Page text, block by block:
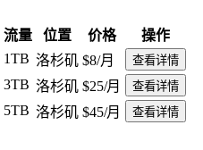
流量 位置 价格
操作
1TB 洛杉矶 $8/月 查看详情
3TB 洛杉矶 $25/月 查看详情
5TB 洛杉矶 $45/月 查看详情